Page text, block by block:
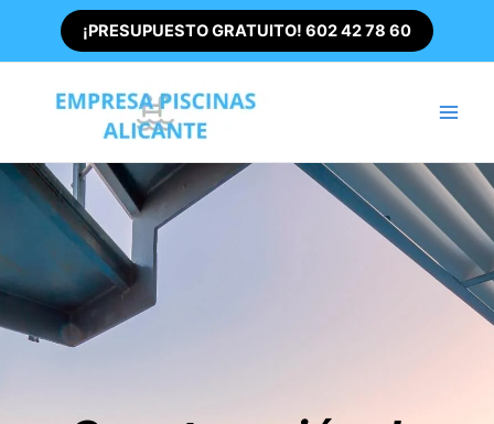
contenido
¡PRESUPUESTO GRATUITO! 602 42 78 60